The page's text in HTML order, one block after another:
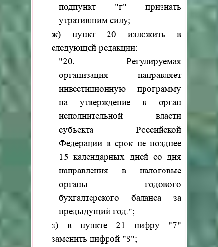
подпункт "г" признать
утратившим силу;
ж) пункт 20 изложить в
следующей редакции:
"20. Регулируемая
организация направляет
инвестиционную программу
на утверждение в орган
исполнительной власти
субъекта Российской
Федерации в срок не позднее
15 календарных дней со дня
направления в налоговые
органы годового
бухгалтерского баланса за
предыдущий год.";
з) в пункте 21 цифру "7"
заменить цифрой "8";